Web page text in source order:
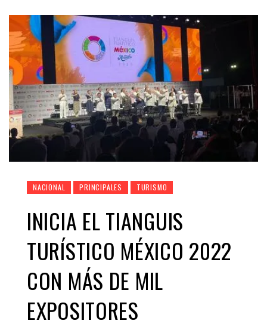
NACIONAL PRINCIPALES TURISMO
INICIA EL TIANGUIS
TURÍSTICO MÉXICO 2022
CON MÁS DE MIL
EXPOSITORES